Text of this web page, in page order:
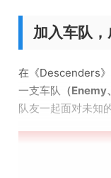
加入车队
在《Descenders
一支车队 （
队友一起面对未知